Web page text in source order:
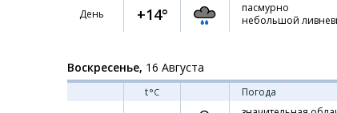
День +14°
пасмурно
небольшой
Воскресенье, 16 Августа
t°C Погода